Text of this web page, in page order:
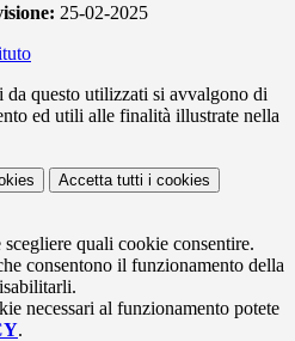
25-02-2025
questo utilizzati si avvalgono di
ed utili alle finalità illustrate nella
Accetta tutti i cookies
quali cookie consentire.
consentono il funzionamento della
necessari al funzionamento potete
.